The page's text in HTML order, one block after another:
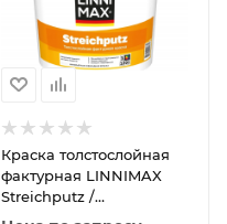
Краска толстослойная
фактурная LINNIMAX
Streichputz /
ЛИННИМАКС